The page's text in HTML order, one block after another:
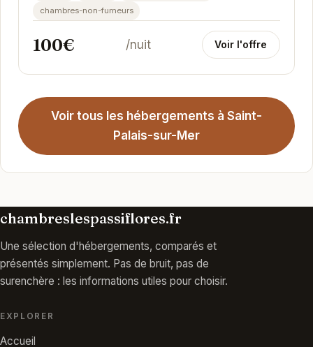
chambres-non-fumeurs
100€ /nuit Voir l'offre
Voir tous les hébergements à Saint-
Palais-sur-Mer
chambreslespassiflores.fr
Une sélection d'hébergements, comparés et
présentés simplement. Pas de bruit, pas de
surenchère : les informations utiles pour choisir.
EXPLORER
Accueil